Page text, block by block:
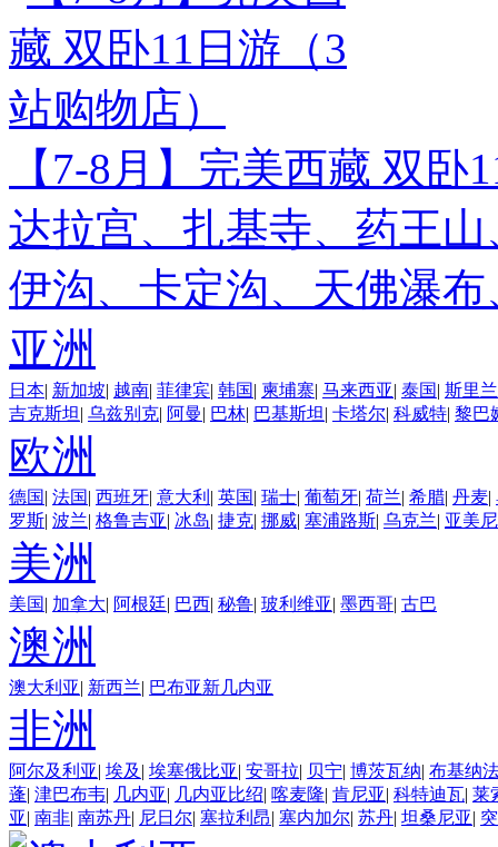
【7-8月】完美西藏 双
达拉宫、扎基寺、药王
伊沟、卡定沟、天佛瀑布
亚洲
日本| 新加坡| 越南| 菲律宾| 韩国| 柬埔寨| 马来西亚| 泰国| 斯里
吉克斯坦 | 乌兹别克| 阿曼| 巴林| 巴基斯坦 | 卡塔尔| 科威特| 黎巴
欧洲
德国| 法国| 西班牙| 意大利 | 英国| 瑞士| 葡萄牙| 荷兰| 希腊| 丹麦|
罗斯| 波兰| 格鲁吉亚| 冰岛| 捷克| 挪威| 塞浦路斯| 乌克兰| 亚美
美洲
美国| 加拿大| 阿根廷| 巴西| 秘鲁| 玻利维亚| 墨西哥| 古巴
澳洲
澳大利亚| 新西兰| 巴布亚新几内亚
非洲
阿尔及利亚| 埃及 | 埃塞俄比亚| 安哥拉| 贝宁| 博茨瓦纳| 布基纳
蓬| 津巴布韦| 几内亚| 几内亚比绍| 喀麦隆| 肯尼亚| 科特迪瓦| 莱
亚| 南非| 南苏丹| 尼日尔| 塞拉利昂| 塞内加尔| 苏丹| 坦桑尼亚|